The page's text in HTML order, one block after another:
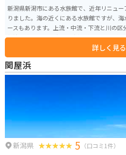
新潟県新潟市にある水族館で、近年リニュ
りました。海の近くにある水族館ですが、
ースもあります。上流・中流・下流と川の
新潟の水に関する生物の生態が学ぶことがで
詳しく見る
関屋浜
新潟県 5 （口コミ1件）